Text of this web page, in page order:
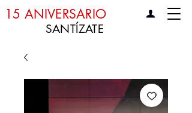
15 ANIVERSARIO
SANTÍZATE